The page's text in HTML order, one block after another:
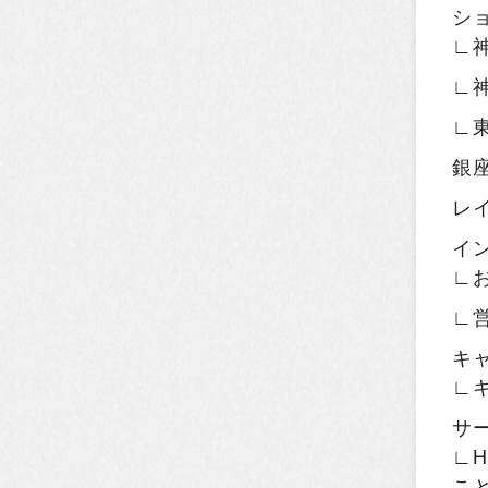
シ
∟
∟
∟
銀
レ
イ
∟
∟
キ
∟
サ